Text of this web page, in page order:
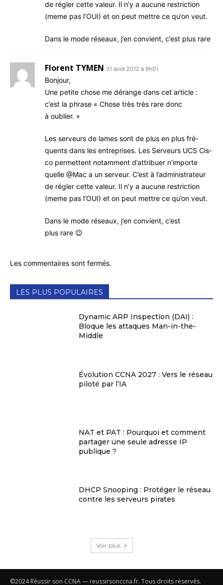
de régler cette valeur. Il n’y a aucune res­tric­tion
(meme pas l’OUI) et on peut mettre ce qu’on veut.
Dans le mode réseaux, j’en convient, c’est plus rare
Florent TYMEN 31 août 2012 à 9h01
Bon­jour,
Une petite chose me dérange dans cet article :
c’est la phrase « Chose très très rare donc
à oublier. »
Les ser­veurs de lames sont de plus en plus fré­
quents dans les entre­prises. Les Ser­veurs UCS Cis­
co per­mettent notam­ment d’at­tri­buer n’im­porte
quelle @Mac a un ser­veur. C’est à l’ad­mi­nis­tra­teur
de régler cette valeur. Il n’y a aucune res­tric­tion
(meme pas l’OUI) et on peut mettre ce qu’on veut.
Dans le mode réseaux, j’en convient, c’est
plus rare 😉
Les commentaires sont fermés.
LES PLUS POPULAIRES
Dynamic ARP Inspection (DAI) :
Bloque les attaques Man-in-the-
Middle
Évolution CCNA 2027 : Vers le réseau
piloté par l’IA
NAT et PAT : Pourquoi et comment
partager une seule adresse IP
publique ?
DHCP Snooping : Protéger le réseau
contre les serveurs pirates
Voir plus
©2024 Réussir son CCNA — reussirsonccna.fr. Tous droits réservés.